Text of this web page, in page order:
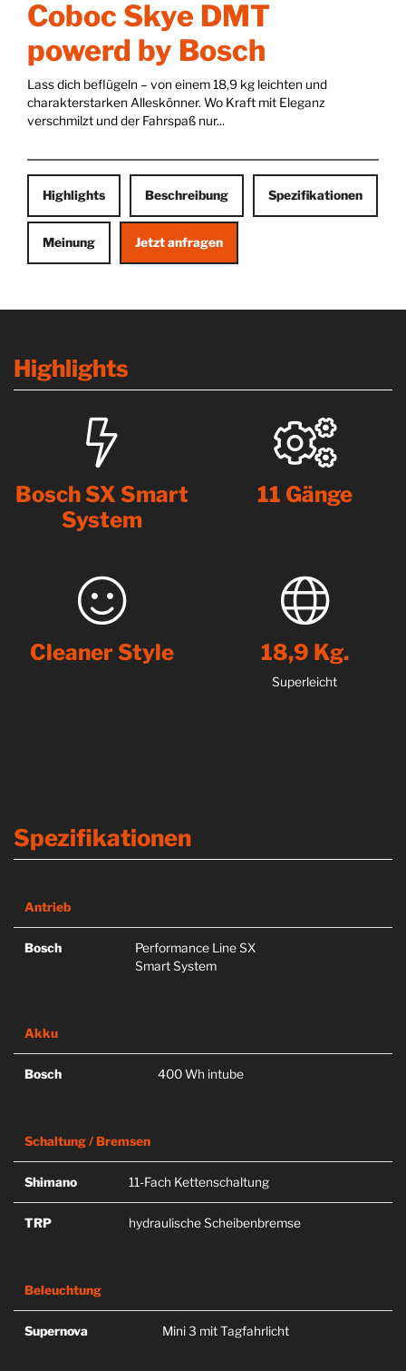
Coboc Skye DMT
powerd by Bosch
Lass dich beflügeln – von einem 18,9 kg leichten und
charakterstarken Alleskönner. Wo Kraft mit Eleganz
verschmilzt und der Fahrspaß nur...
Highlights Beschreibung Spezifikationen
Meinung Jetzt anfragen
Highlights
Bosch SX Smart
System
11 Gänge
Cleaner Style 18,9 Kg.
Superleicht
Spezifikationen
Antrieb
Bosch
Performance Line SX
Smart System
Akku
Bosch 400 Wh intube
Schaltung / Bremsen
Shimano 11-Fach Kettenschaltung
TRP hydraulische Scheibenbremse
Beleuchtung
Supernova Mini 3 mit Tagfahrlicht